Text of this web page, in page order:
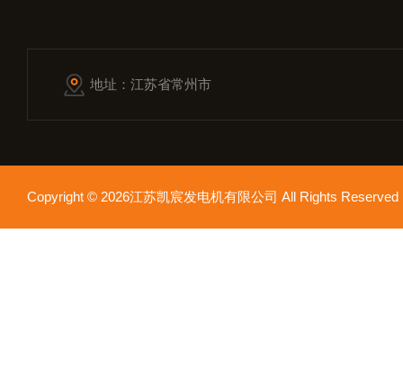
地址：江苏省常州市
Copyright © 2026江苏凯宸发电机有限公司 All Rights